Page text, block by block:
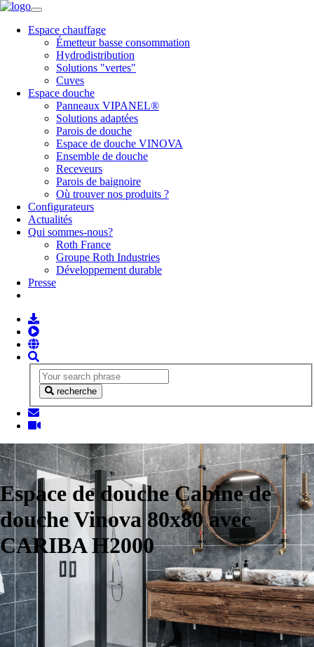
Espace chauffage
Émetteur basse consommation
Hydrodistribution
Solutions "vertes"
Cuves
Espace douche
Panneaux VIPANEL®
Solutions adaptées
Parois de douche
Espace de douche VINOVA
Ensemble de douche
Receveurs
Parois de baignoire
Où trouver nos produits ?
Configurateurs
Actualités
Qui sommes-nous?
Roth France
Groupe Roth Industries
Développement durable
Presse
recherche
Espace de douche Cabine de
douche Vinova 80x80 avec
CARIBA H2000